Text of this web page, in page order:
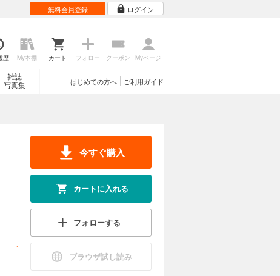
無料会員登録 ログイン
歴 My本棚 カート フォロー クーポン Myページ
雑誌
写真集
ご利用ガイド
はじめての方へ
今すぐ購入
カートに入れる
フォローする
ブラウザ試し読み